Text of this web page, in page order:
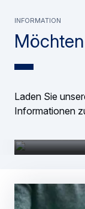
Information
Laden Sie
Informationen